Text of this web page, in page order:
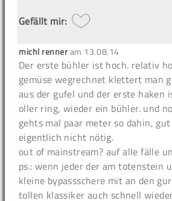
Gefällt mir:
michl renneram 13.08.14
Der erste bühler ist hoch. relativ
gemüse wegrechnet klettert man
aus der gufel und der erste haken
oller ring, wieder ein bühler. und
gehts mal paar meter so dahin,
eigentlich nicht nötig.
out of mainstream? auf alle fälle
ps.: wenn jeder der am totenstein
kleine bypassschere mit an den
tollen klassiker auch schnell